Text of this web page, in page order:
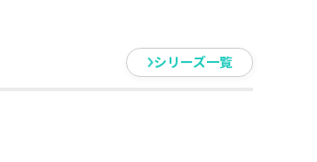
シリーズ一覧